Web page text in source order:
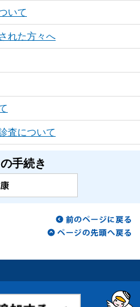
いて
れた方々へ
査について
手続き